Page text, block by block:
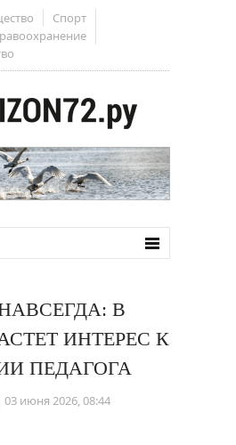
Спорт
В
ИНТЕРЕС К
ПЕДАГОГА
03 июня 2026, 08:44